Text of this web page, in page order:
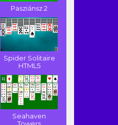
Pasziánsz 2
Spider Solitaire
HTML5
Seahaven